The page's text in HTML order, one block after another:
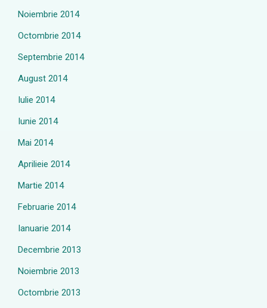
Noiembrie 2014
Octombrie 2014
Septembrie 2014
August 2014
Iulie 2014
Iunie 2014
Mai 2014
Aprilieie 2014
Martie 2014
Februarie 2014
Ianuarie 2014
Decembrie 2013
Noiembrie 2013
Octombrie 2013